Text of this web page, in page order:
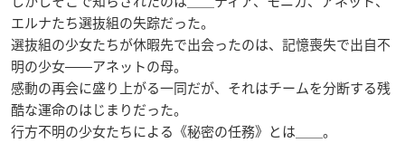
エルナたち選抜組の失踪だった。
選抜組の少女たちが休暇先で出会ったのは、記憶喪失で出自不
明の少女――アネットの母。
感動の再会に盛り上がる一同だが、それはチームを分断する残
酷な運命のはじまりだった。
行方不明の少女たちによる《秘密の任務》とは＿＿。